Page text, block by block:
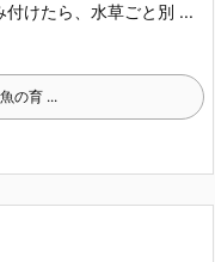
けたら、水草ごと別 ...
の育 ...